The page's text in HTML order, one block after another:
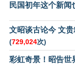
民国初年这个新闻
文昭谈古论今 文
(729,024次)
彩虹奇景！昭告世